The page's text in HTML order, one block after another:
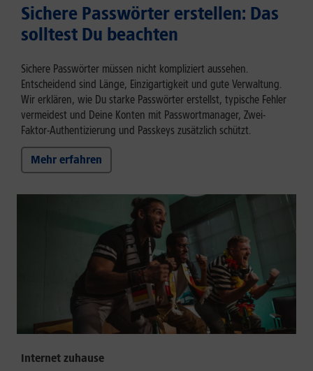
Sichere Passwörter erstellen: Das
solltest Du beachten
Sichere Passwörter müssen nicht kompliziert aussehen.
Entscheidend sind Länge, Einzigartigkeit und gute Verwaltung.
Wir erklären, wie Du starke Passwörter erstellst, typische Fehler
vermeidest und Deine Konten mit Passwortmanager, Zwei-
Faktor-Authentizierung und Passkeys zusätzlich schützt.
Mehr erfahren
Internet zuhause